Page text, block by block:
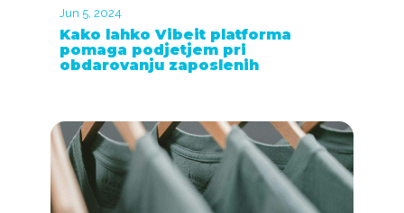
Jun 5, 2024
Kako lahko Vibeit platforma
pomaga podjetjem pri
obdarovanju zaposlenih